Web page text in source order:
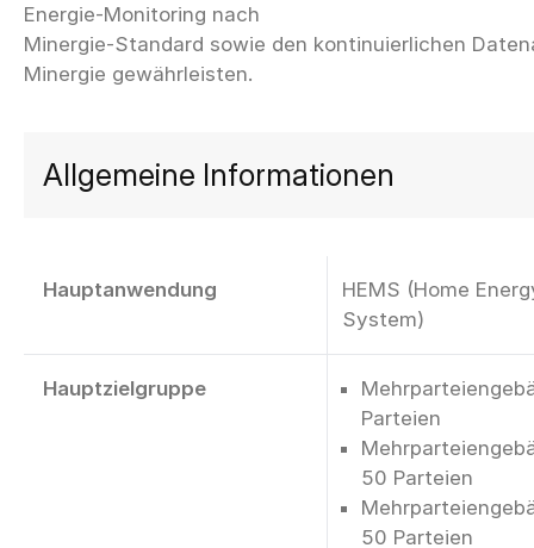
Energie-Monitoring nach
Minergie-Standard sowie den kontinuierlichen
Allgemeine Informationen
Hauptanwendung
HEMS (Home
System)
Hauptzielgruppe
Parteien
50 Parteien
50 Parteien